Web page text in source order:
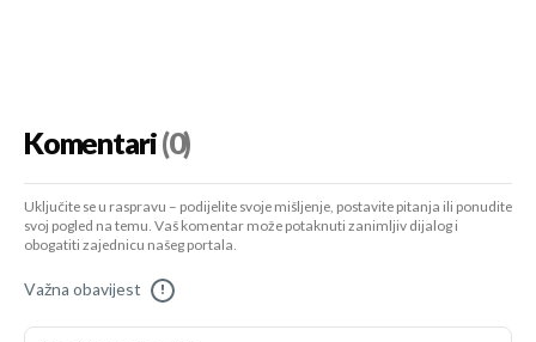
Komentari(0)
Uključite se u raspravu – podijelite svoje mišljenje, postavite pitanja ili ponudite
svoj pogled na temu. Vaš komentar može potaknuti zanimljiv dijalog i
obogatiti zajednicu našeg portala.
Važna obavijest !